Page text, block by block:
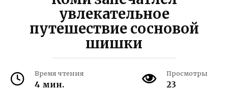
увлекательное
путешествие сосновой
шишки
Время чтения
4 мин.
Просмотры
23